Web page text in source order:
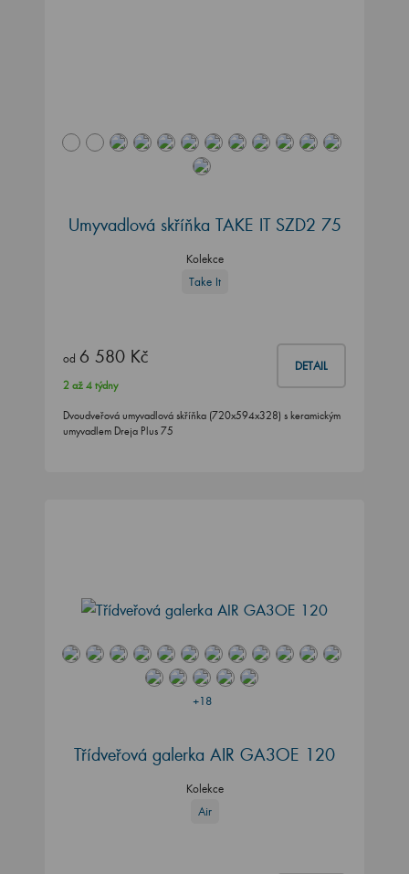
Umyvadlová skříňka TAKE IT SZD2 75
Kolekce
Take It
od 6 580 Kč DETAIL
2 až 4 týdny
Dvoudveřová umyvadlová skříňka (720x594x328) s keramickým
umyvadlem Dreja Plus 75
+18
Třídveřová galerka AIR GA3OE 120
Kolekce
Air